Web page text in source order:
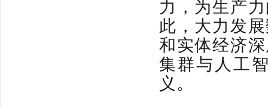
力，为生产
此，大力发
和实体经济
集群与人工
义。